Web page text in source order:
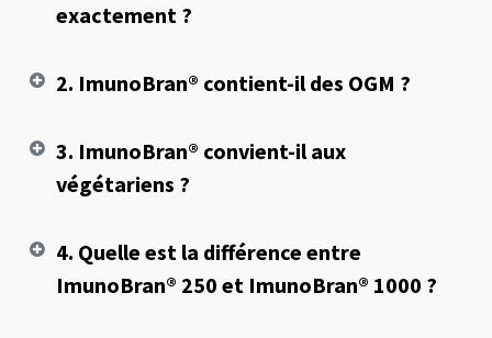
exactement ?
2. ImunoBran® contient-il des OGM ?
3. ImunoBran® convient-il aux
végétariens ?
4. Quelle est la différence entre
ImunoBran® 250 et ImunoBran® 1000 ?